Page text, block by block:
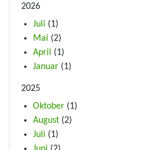
2026
Juli (1)
Mai (2)
April (1)
Januar (1)
2025
Oktober (1)
August (2)
Juli (1)